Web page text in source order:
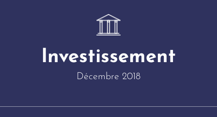
Investissement
Décembre 2018